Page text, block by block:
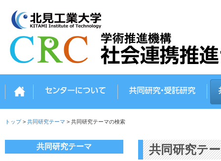
トップ センターについて 共
トップ> 共同研究テーマ > 共同研究テーマの検索
共同研究テーマ 共同研究テ